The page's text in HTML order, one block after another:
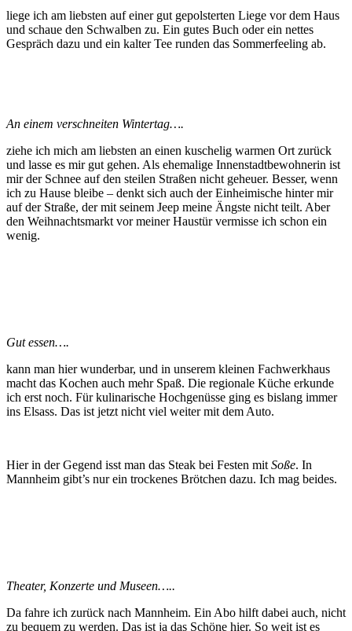
liege ich am liebsten auf einer gut gepolsterten Liege vor dem Haus
und schaue den Schwalben zu. Ein gutes Buch oder ein nettes
Gespräch dazu und ein kalter Tee runden das Sommerfeeling ab.
An einem verschneiten Wintertag….
ziehe ich mich am liebsten an einen kuschelig warmen Ort zurück
und lasse es mir gut gehen. Als ehemalige Innenstadtbewohnerin ist
mir der Schnee auf den steilen Straßen nicht geheuer. Besser, wenn
ich zu Hause bleibe – denkt sich auch der Einheimische hinter mir
auf der Straße, der mit seinem Jeep meine Ängste nicht teilt. Aber
den Weihnachtsmarkt vor meiner Haustür vermisse ich schon ein
wenig.
Gut essen….
kann man hier wunderbar, und in unserem kleinen Fachwerkhaus
macht das Kochen auch mehr Spaß. Die regionale Küche erkunde
ich erst noch. Für kulinarische Hochgenüsse ging es bislang immer
ins Elsass. Das ist jetzt nicht viel weiter mit dem Auto.
Hier in der Gegend isst man das Steak bei Festen mit Soße. In
Mannheim gibt’s nur ein trockenes Brötchen dazu. Ich mag beides.
Theater, Konzerte und Museen…..
Da fahre ich zurück nach Mannheim. Ein Abo hilft dabei auch, nicht
zu bequem zu werden. Das ist ja das Schöne hier. So weit ist es